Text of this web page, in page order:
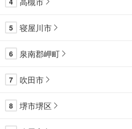
5 寝屋川市
6 泉南郡岬町
7 吹田市
8 堺市堺区